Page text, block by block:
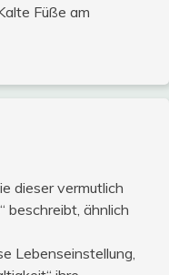
Füße am
dieser vermutlich
beschreibt, ähnlich
Lebenseinstellung,